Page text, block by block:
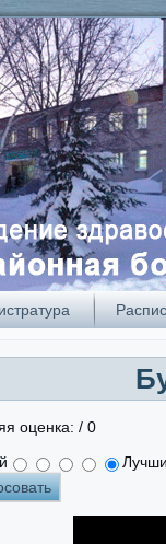
А А Кернинг:
оценка: / 0